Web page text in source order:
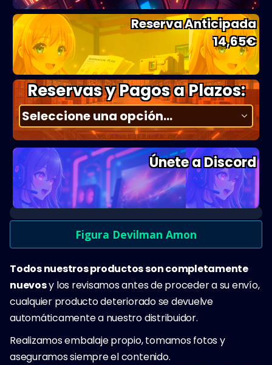
Reserva Anticipada
14,65€
Reservas y Pagos a Plazos:
Únete a Discord
Figura Devilman Amon
Todos nuestros productos son completamente
nuevosy los revisamos antes de proceder a su envío,
cualquier producto deteriorado se devuelve
automáticamente a nuestro distribuidor.
Realizamos embalaje propio, tomamos fotos y
aseguramos siempre el contenido.